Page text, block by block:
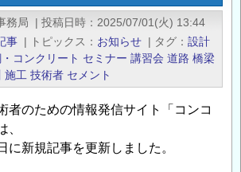
務局 | 投稿日時
2025/07/01(火) 13:44
事 | トピックス お知らせ | タグ
設計
コンクリート セミナー 講習会 道路 橋梁
施工 技術者 セメント
者のための情報発信サイト「コンコ
、
に新規記事を更新しました。